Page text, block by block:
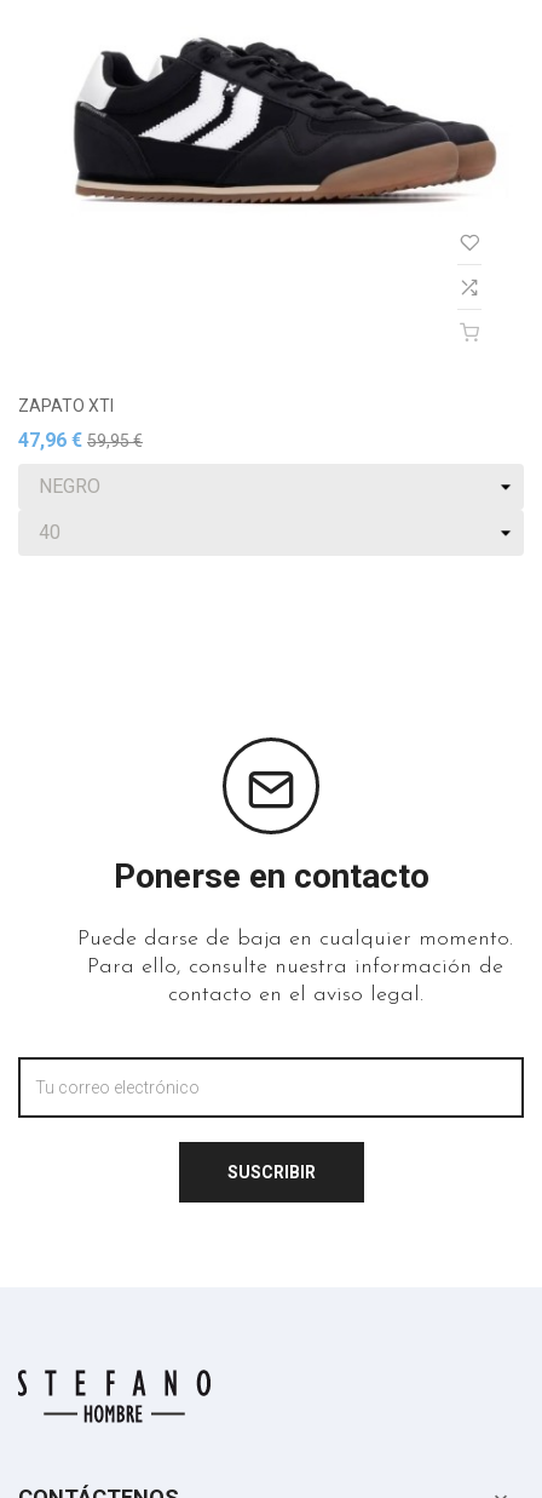
ZAPATO XTI
47,96 € 59,95 €
Ponerse en contacto
Puede darse de baja en cualquier momento.
Para ello, consulte nuestra información de
contacto en el aviso legal.
SUSCRIBIR